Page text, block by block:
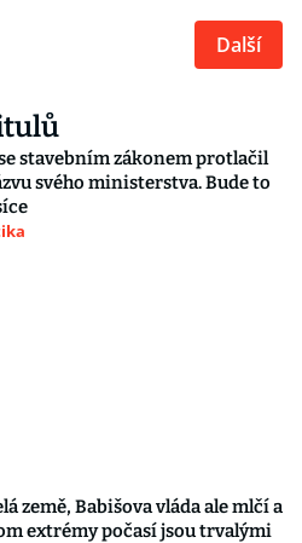
Další
stavebním zákonem protlačil
svého ministerstva. Bude to
země, Babišova vláda ale mlčí a
extrémy počasí jsou trvalými